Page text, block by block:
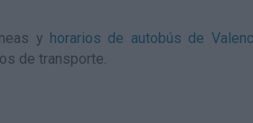
y horarios de autobús de
de transporte.